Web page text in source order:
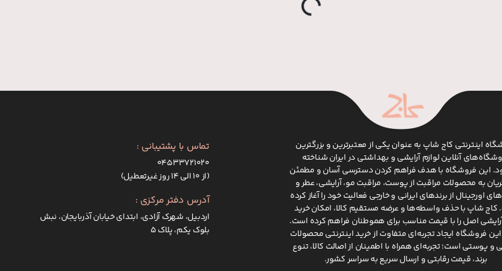
اینترنتی کاج شاپ به عنوان یکی از معتبرترین و بزرگترین
آنلاین لوازم آرایشی و بهداشتی در ایران شناخته
این فروشگاه با هدف فراهم کردن دسترسی آسان و مطمئن
به محصولات مراقبت از پوست، مراقبت مو، آرایشی، عطر و
اورجینال از برندهای ایرانی و خارجی فعالیت خود را آغاز کرده
شاپ با حذف واسطه‌ها و عرضه مستقیم کالا، امکان خرید
اصل را با قیمت مناسب برای هموطنان فراهم کرده است.
فروشگاه ایجاد تجربه‌ای متفاوت از خرید اینترنتی محصولات
و پوستی است؛ تجربه‌ای همراه با اطمینان از اصالت کالا، تنوع
برند، قیمت رقابتی و ارسال سریع به سراسر کشور.
تماس با پشتیبانی :
۰۴۵۳۳۷۲۱۰۲۰
(از ۱۰ الی ۱۴ روز غیرتعطیل)
آدرس دفتر مرکزی :
اردبیل، شهرک آزادی، ابتدای خیابان آذربایجان، نبش
بلوک یکم، پلاک 5